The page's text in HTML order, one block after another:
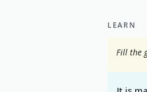
LEARN
Fill the